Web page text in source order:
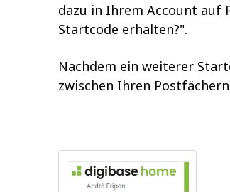
dazu in Ihrem Account auf
Startcode erhalten?".
Nachdem ein weiterer
zwischen Ihren